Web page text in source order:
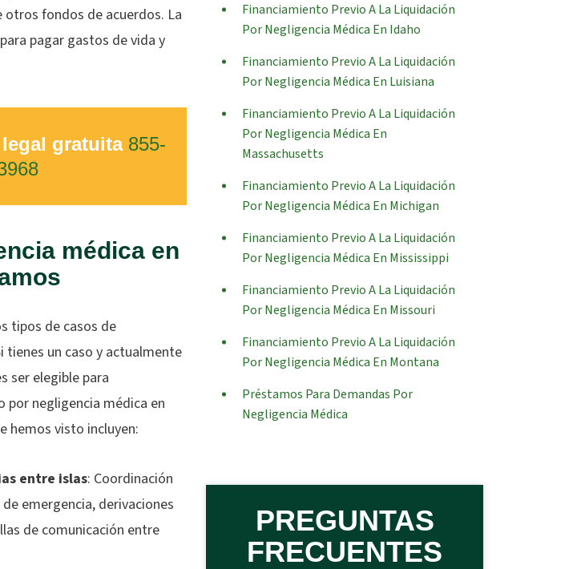
fondos de acuerdos. La
pagar gastos de vida y
gratuita 855-
médica en
tipos de casos de
tienes un caso y actualmente
ser elegible para
por negligencia médica en
hemos visto incluyen:
entre islas: Coordinación
emergencia, derivaciones
de comunicación entre
Financiamiento Previo A La Liquidación
Por Negligencia Médica En Idaho
Financiamiento Previo A La Liquidación
Por Negligencia Médica En Luisiana
Financiamiento Previo A La Liquidación
Por Negligencia Médica En
Massachusetts
Financiamiento Previo A La Liquidación
Por Negligencia Médica En Michigan
Financiamiento Previo A La Liquidación
Por Negligencia Médica En Mississippi
Financiamiento Previo A La Liquidación
Por Negligencia Médica En Missouri
Financiamiento Previo A La Liquidación
Por Negligencia Médica En Montana
Préstamos Para Demandas Por
Negligencia Médica
PREGUNTAS
FRECUENTES